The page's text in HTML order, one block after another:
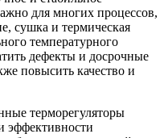
для многих процессов,
сушка и термическая
температурного
дефекты и досрочные
повысить качество и
терморегуляторы